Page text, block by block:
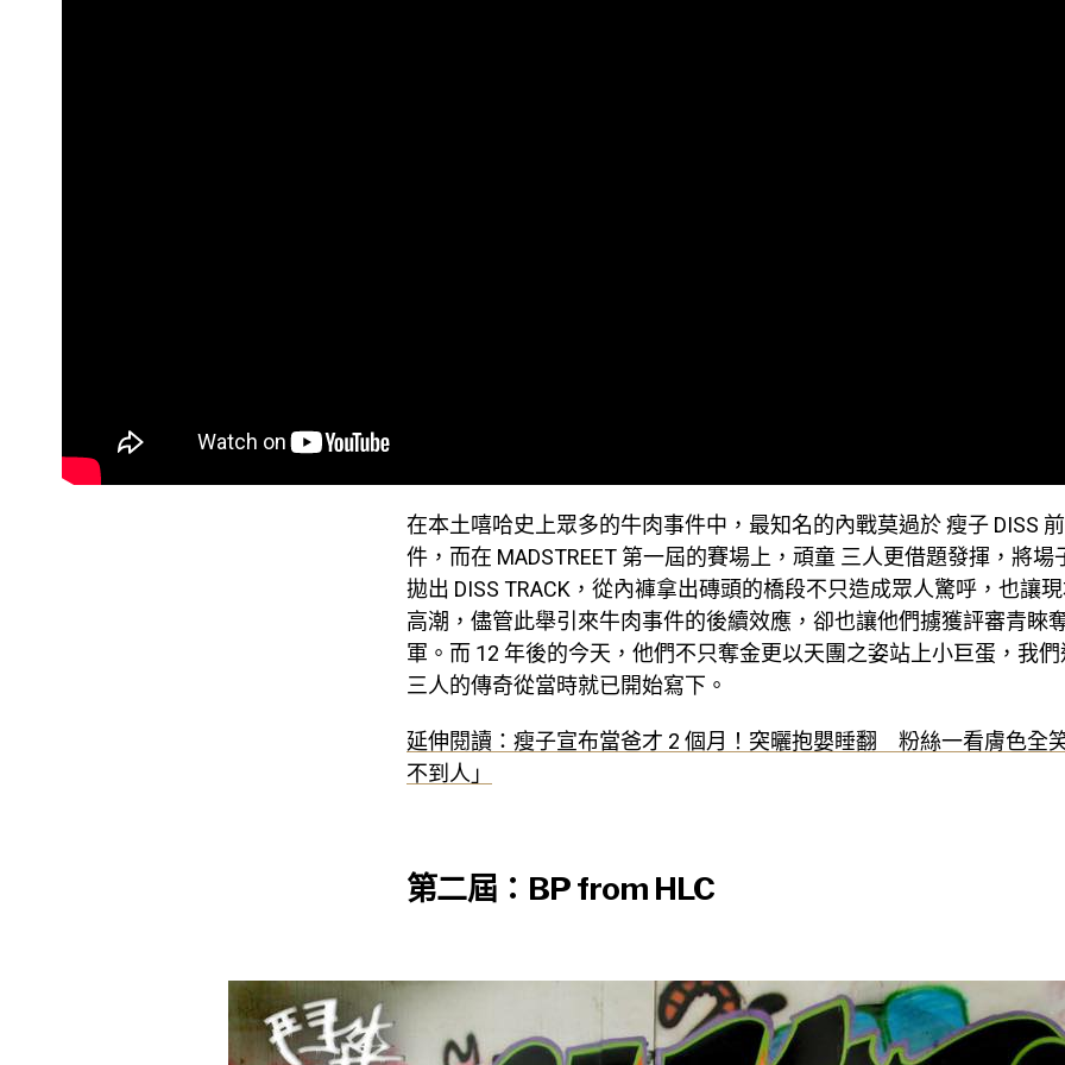
在本土嘻哈史上眾多的牛肉事件中，最知名的內戰莫過於 瘦子 DISS
件，而在 MADSTREET 第一屆的賽場上，頑童 三人更借題發揮，將場
拋出 DISS TRACK，從內褲拿出磚頭的橋段不只造成眾人驚呼，也讓
高潮，儘管此舉引來牛肉事件的後續效應，卻也讓他們擄獲評審青睞
軍。而 12 年後的今天，他們不只奪金更以天團之姿站上小巨蛋，我
三人的傳奇從當時就已開始寫下。
延伸閱讀：瘦子宣布當爸才 2 個月！突曬抱嬰睡翻 粉絲一看膚色全
不到人」
第二屆：BP from HLC